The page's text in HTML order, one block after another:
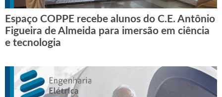
Espaço COPPE recebe alunos do C.E. Antônio
Figueira de Almeida para imersão em ciência
e tecnologia